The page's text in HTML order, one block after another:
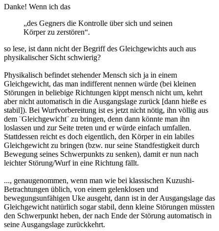
Danke! Wenn ich das
„des Gegners die Kontrolle über sich und seinen
Körper zu zerstören“.
so lese, ist dann nicht der Begriff des Gleichgewichts auch aus
physikalischer Sicht schwierig?
Physikalisch befindet stehender Mensch sich ja in einem
Gleichgewicht, das man indifferent nennen würde (bei kleinen
Störungen in beliebige Richtungen kippt mensch nicht um, kehrt
aber nicht automatisch in die Ausgangslage zurück [dann hieße es
stabil]). Bei Wurfvorbereitung ist es jetzt nicht nötig, ihn völlig aus
dem ¨Gleichgewicht¨ zu bringen, denn dann könnte man ihn
loslassen und zur Seite treten und er würde einfach umfallen.
Stattdessen reicht es doch eigentlich, den Körper in ein labiles
Gleichgewicht zu bringen (bzw. nur seine Standfestigkeit durch
Bewegung seines Schwerpunkts zu senken), damit er nun nach
leichter Störung/Wurf in eine Richtung fällt.
..., genaugenommen, wenn man wie bei klassischen Kuzushi-
Betrachtungen üblich, von einem gelenklosen und
bewegungsunfähigen Uke ausgeht, dann ist in der Ausgangslage das
Gleichgewicht natürlich sogar stabil, denn kleine Störungen müssten
den Schwerpunkt heben, der nach Ende der Störung automatisch in
seine Ausgangslage zurückkehrt.